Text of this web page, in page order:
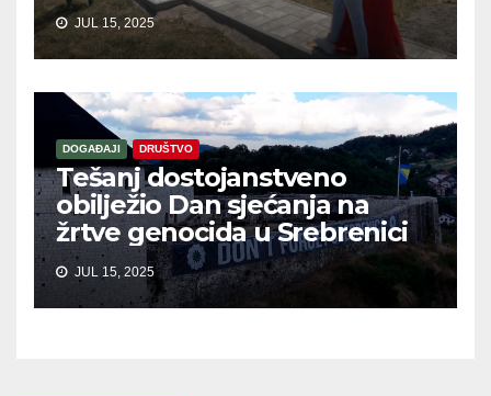
JUL 15, 2025
DOGAĐAJI DRUŠTVO
Tešanj dostojanstveno
obilježio Dan sjećanja na
žrtve genocida u Srebrenici
JUL 15, 2025